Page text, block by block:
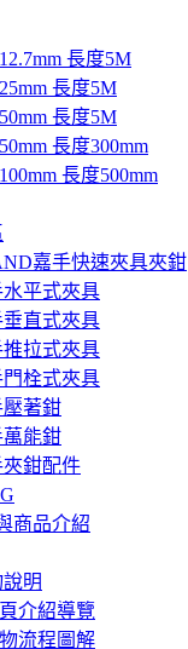
長度5M
長度5M
長度5M
長度300mm
長度500mm
嘉手快速夾具夾鉗
水平式夾具
垂直式夾具
推拉式夾具
門栓式夾具
壓著鉗
萬能鉗
夾鉗配件
商品介紹
明
介紹導覽
流程圖解